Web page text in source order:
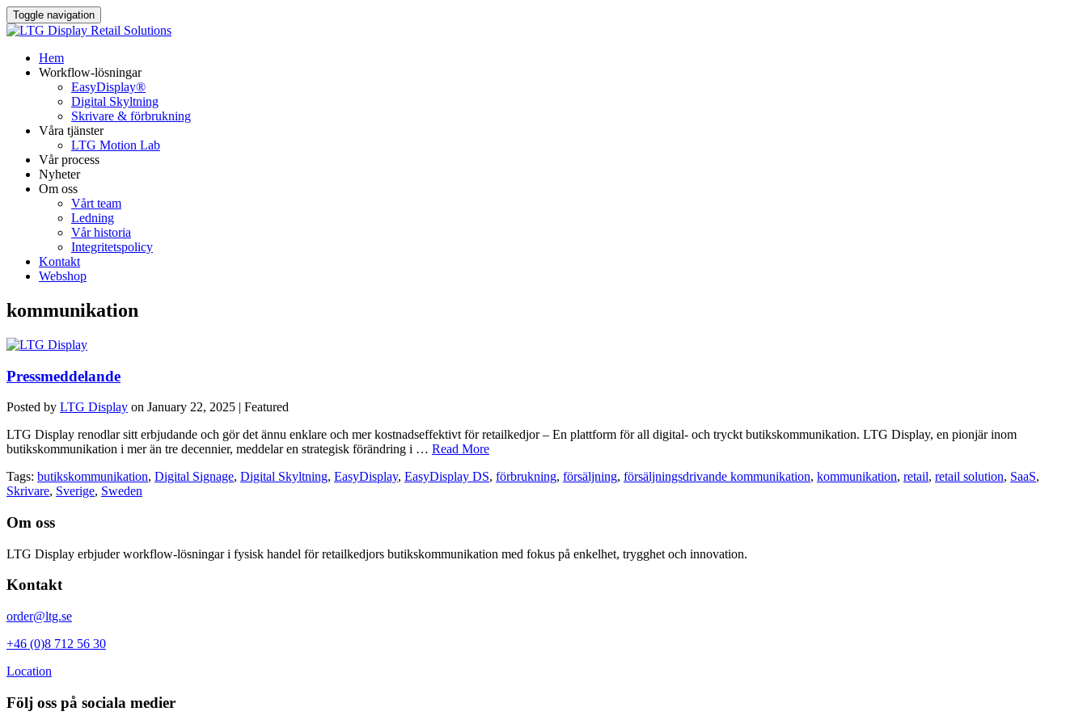
Toggle navigation
Hem
Workflow-lösningar
EasyDisplay®​
Digital Skyltning
Skrivare & förbrukning
Våra tjänster
LTG Motion Lab
Vår process
Nyheter
Om oss
Vårt team
Ledning
Vår historia
Integritetspolicy
Kontakt
Webshop
kommunikation
Pressmeddelande
Posted by LTG Display on January 22, 2025 | Featured
LTG Display renodlar sitt erbjudande och gör det ännu enklare och mer kostnadseffektivt för retailkedjor – En plattform för all digital- och tryckt butikskommunikation. LTG Display, en pionjär inom
butikskommunikation i mer än tre decennier, meddelar en strategisk förändring i … Read More
Tags: butikskommunikation, Digital Signage, Digital Skyltning, EasyDisplay, EasyDisplay DS, förbrukning, försäljning, försäljningsdrivande kommunikation, kommunikation, retail, retail solution, SaaS,
Skrivare, Sverige, Sweden
Om oss
LTG Display erbjuder workflow-lösningar i fysisk handel för retailkedjors butikskommunikation med fokus på enkelhet, trygghet och innovation.
Kontakt
order@ltg.se
+46 (0)8 712 56 30
Location
Följ oss på sociala medier